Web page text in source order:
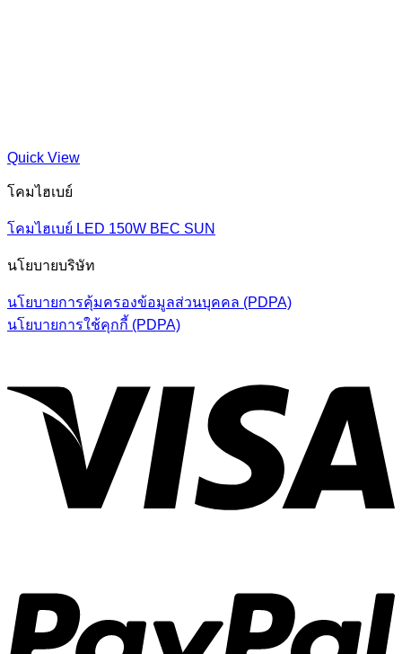
Quick View
โคมไฮเบย์
โคมไฮเบย์ LED 150W BEC SUN
นโยบายบริษัท
นโยบายการคุ้มครองข้อมูลส่วนบุคคล (PDPA)
นโยบายการใช้คุกกี้ (PDPA)